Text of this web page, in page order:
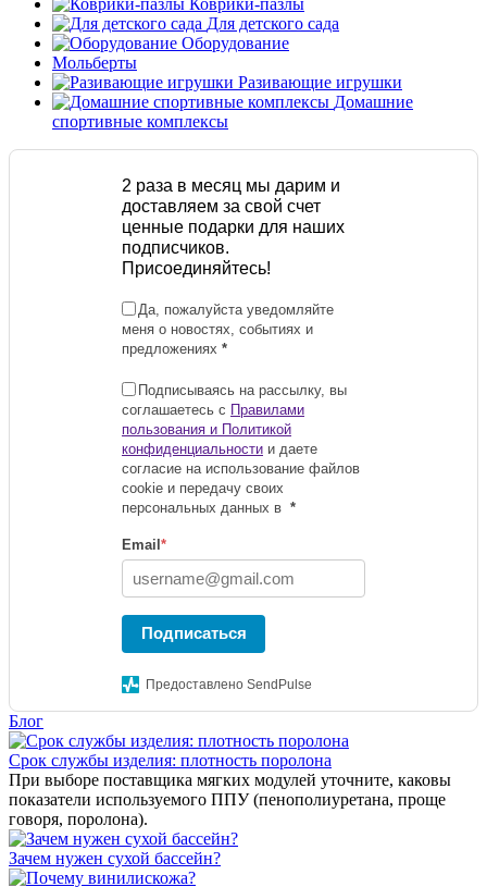
Коврики-пазлы
Для детского сада
Оборудование
Мольберты
Разивающие игрушки
Домашние
спортивные комплексы
2 раза в месяц мы дарим и
доставляем за свой счет
ценные подарки для наших
подписчиков.
Присоединяйтесь!
Да, пожалуйста уведомляйте
меня о новостях, событиях и
предложениях *
Подписываясь на рассылку, вы
соглашаетесь с Правилами
пользования и Политикой
конфиденциальности и даете
согласие на использование файлов
cookie и передачу своих
персональных данных в *
Email *
Подписаться
Предоставлено SendPulse
Блог
Срок службы изделия: плотность поролона
При выборе поставщика мягких модулей уточните, каковы
показатели используемого ППУ (пенополиуретана, проще
говоря, поролона).
Зачем нужен сухой бассейн?